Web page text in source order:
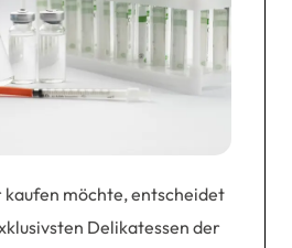
kaufen möchte, entscheidet
Delikatessen der